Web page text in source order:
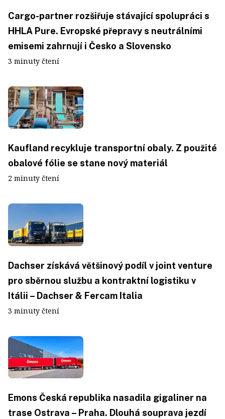
Cargo-partner rozšiřuje stávající spolupráci s
HHLA Pure. Evropské přepravy s neutrálními
emisemi zahrnují i Česko a Slovensko
3 minuty čtení
Kaufland recykluje transportní obaly. Z použité
obalové fólie se stane nový materiál
2 minuty čtení
Dachser získává většinový podíl v joint venture
pro sběrnou službu a kontraktní logistiku v
Itálii – Dachser & Fercam Italia
3 minuty čtení
Emons Česká republika nasadila gigaliner na
trase Ostrava – Praha. Dlouhá souprava jezdí